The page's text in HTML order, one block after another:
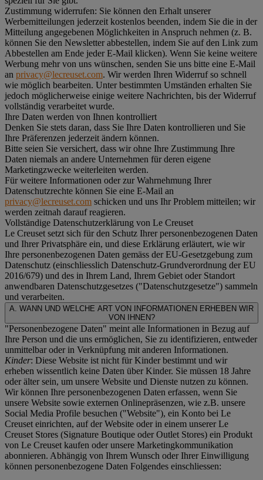
Zustimmung widerrufen: Sie können den Erhalt unserer
Werbemitteilungen jederzeit kostenlos beenden, indem Sie die in der
Mitteilung angegebenen Möglichkeiten in Anspruch nehmen (z. B.
können Sie den Newsletter abbestellen, indem Sie auf den Link zum
Abbestellen am Ende jeder E-Mail klicken). Wenn Sie keine weitere
Werbung mehr von uns wünschen, senden Sie uns bitte eine E-Mail
an privacy@lecreuset.com. Wir werden Ihren Widerruf so schnell
wie möglich bearbeiten. Unter bestimmten Umständen erhalten Sie
jedoch möglicherweise einige weitere Nachrichten, bis der Widerruf
vollständig verarbeitet wurde.
Ihre Daten werden von Ihnen kontrolliert
Denken Sie stets daran, dass Sie Ihre Daten kontrollieren und Sie
Ihre Präferenzen jederzeit ändern können.
Bitte seien Sie versichert, dass wir ohne Ihre Zustimmung Ihre
Daten niemals an andere Unternehmen für deren eigene
Marketingzwecke weiterleiten werden.
Für weitere Informationen oder zur Wahrnehmung Ihrer
Datenschutzrechte können Sie eine E-Mail an
privacy@lecreuset.com schicken und uns Ihr Problem mitteilen; wir
werden zeitnah darauf reagieren.
Vollständige Datenschutzerklärung von Le Creuset
Le Creuset setzt sich für den Schutz Ihrer personenbezogenen Daten
und Ihrer Privatsphäre ein, und diese Erklärung erläutert, wie wir
Ihre personenbezogenen Daten gemäss der EU-Gesetzgebung zum
Datenschutz (einschliesslich Datenschutz-Grundverordnung der EU
2016/679) und des in Ihrem Land, Ihrem Gebiet oder Standort
anwendbaren Datenschutzgesetzes ("Datenschutzgesetze") sammeln
und verarbeiten.
A. WANN UND WELCHE ART VON INFORMATIONEN ERHEBEN WIR
VON IHNEN?
"Personenbezogene Daten" meint alle Informationen in Bezug auf
Ihre Person und die uns ermöglichen, Sie zu identifizieren, entweder
unmittelbar oder in Verknüpfung mit anderen Informationen.
Kinder: Diese Website ist nicht für Kinder bestimmt und wir
erheben wissentlich keine Daten über Kinder. Sie müssen 18 Jahre
oder älter sein, um unsere Website und Dienste nutzen zu können.
Wir können Ihre personenbezogenen Daten erfassen, wenn Sie
unsere Website sowie externen Onlinepräsenzen, wie z.B. unsere
Social Media Profile besuchen ("Website"), ein Konto bei Le
Creuset einrichten, auf der Website oder in einem unserer Le
Creuset Stores (Signature Boutique oder Outlet Stores) ein Produkt
von Le Creuset kaufen oder unsere Marketingkommunikation
abonnieren. Abhängig von Ihrem Wunsch oder Ihrer Einwilligung
können personenbezogene Daten Folgendes einschliessen: